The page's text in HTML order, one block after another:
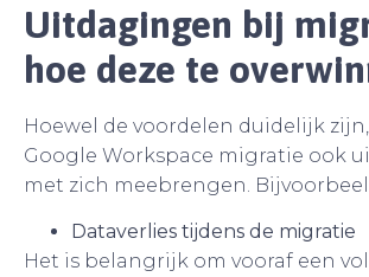
Uitdagingen bij
hoe deze te
Hoewel de voordelen duidelijk
Google Workspace migratie ook
met zich meebrengen.
Dataverlies tijdens de migratie
Het is belangrijk om vooraf een